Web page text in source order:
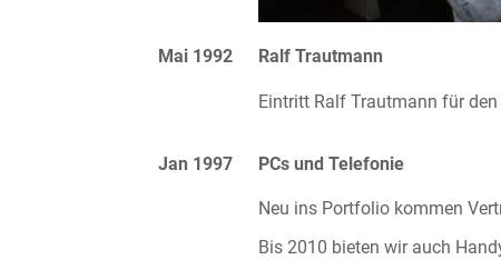
Mai 1992 Ralf Trautmann
Eintritt Ralf Trautmann für
Jan 1997 PCs und Telefonie
Neu ins Portfolio kommen
Bis 2010 bieten wir auch